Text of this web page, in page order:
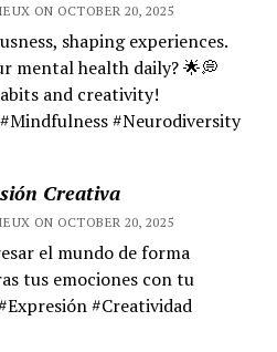
ON OCTOBER 20, 2025
shaping experiences.
mental health daily? 🌟💭
and creativity!
#Neurodiversity
Creativa
ON OCTOBER 20, 2025
el mundo de forma
tus emociones con tu
#Creatividad